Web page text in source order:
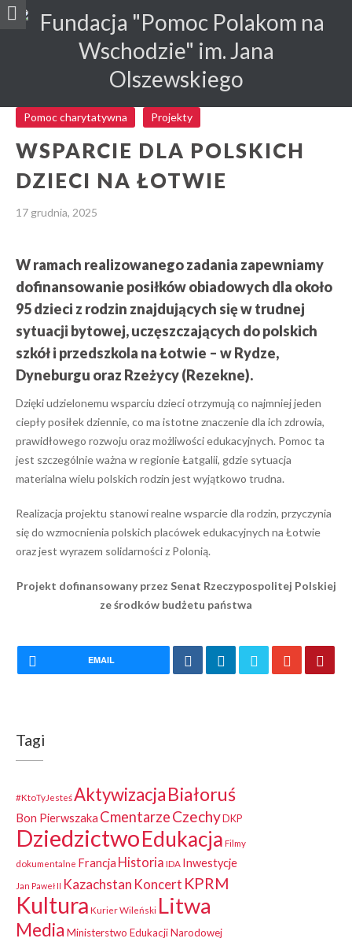
Pomoc charytatywna Projekty
WSPARCIE DLA POLSKICH
DZIECI NA ŁOTWIE
17 grudnia, 2025
W ramach realizowanego zadania zapewniamy
dofinansowanie posiłków obiadowych dla około
95 dzieci z rodzin znajdujących się w trudnej
sytuacji bytowej, uczęszczających do polskich
szkół i przedszkola na Łotwie – w Rydze,
Dyneburgu oraz Rzeżycy (Rezekne).
Dzięki udzielonemu wsparciu dzieci otrzymują co najmniej jeden
ciepły posiłek dziennie, co ma istotne znaczenie dla ich zdrowia,
prawidłowego rozwoju oraz możliwości edukacyjnych. Pomoc ta
jest szczególnie ważna w regionie Łatgalii, gdzie sytuacja
materialna wielu polskich rodzin jest wyjątkowo trudna.
Realizacja projektu stanowi realne wsparcie dla rodzin, przyczynia
się do wzmocnienia polskich placówek edukacyjnych na Łotwie
oraz jest wyrazem solidarności z Polonią.
Projekt dofinansowany przez Senat Rzeczypospolitej Polskiej
ze środków budżetu państwa
EMAIL
Tagi
#KtoTyJesteśAktywizacjaBiałoruś
Bon Pierwszaka CmentarzeCzechy DKP
DziedzictwoEdukacja Filmy
dokumentalne Francja Historia IDA Inwestycje
Jan Paweł II Kazachstan Koncert KPRM
Kultura Kurier Wileński Litwa
MediaMinisterstwo Edukacji Narodowej